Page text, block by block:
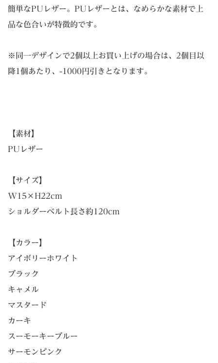
簡単なPUレザー。PUレザーとは、なめらかな素材で上
品な色合いが特徴的です。
※同一デザインで2個以上お買い上げの場合は、2個目以
降1個あたり、-1000円引きとなります。
【素材】
PUレザー
【サイズ】
W15×H22cm
ショルダーベルト長さ約120cm
【カラー】
アイボリーホワイト
ブラック
キャメル
マスタード
カーキ
スーモーキーブルー
サーモンピンク